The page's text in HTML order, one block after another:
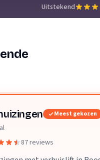
Uitstekend
Meest gekozen
87 reviews